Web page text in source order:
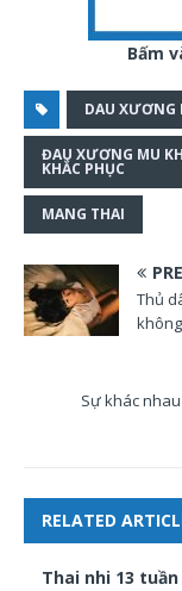
Bấm
DAU XƯƠNG
ĐAU XƯƠNG MU
KHẮC PHỤC
MANG THAI
Thủ
Sự khác
RELATED
Thai nhi 13